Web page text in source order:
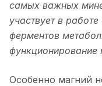
самых важных
участвует в
ферментов
функционирование
Особенно магний